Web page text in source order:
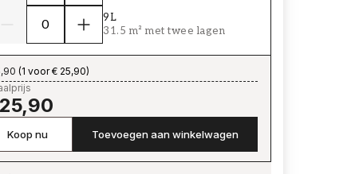
9L
31.5 m² met twee lagen
(1 voor € 25,90)
Koop nu Toevoegen aan winkelwagen